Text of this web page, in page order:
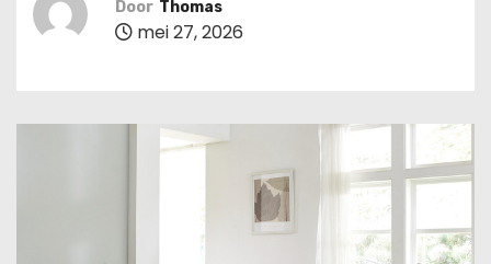
Door Thomas
mei 27, 2026